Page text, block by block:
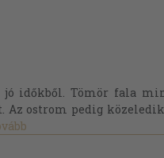
időkből. Tömör fala
Az ostrom pedig